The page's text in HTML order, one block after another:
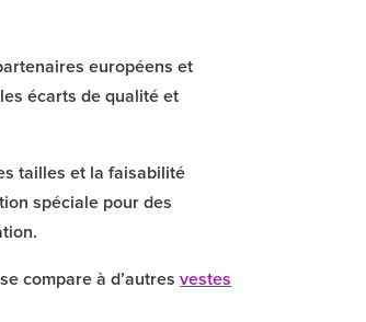
européens et
écarts de qualité et
tailles et la faisabilité
spéciale pour des
compare à d’autresvestes